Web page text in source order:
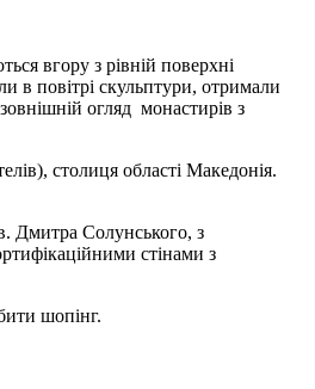
вгору з рівній поверхні
в повітрі скульптури, отримали
огляд монастирів з
столиця області Македонія.
Дмитра Солунського, з
стінами з
шопінг.